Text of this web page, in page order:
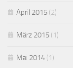
April 2015 (2)
März 2015 (1)
Mai 2014 (1)